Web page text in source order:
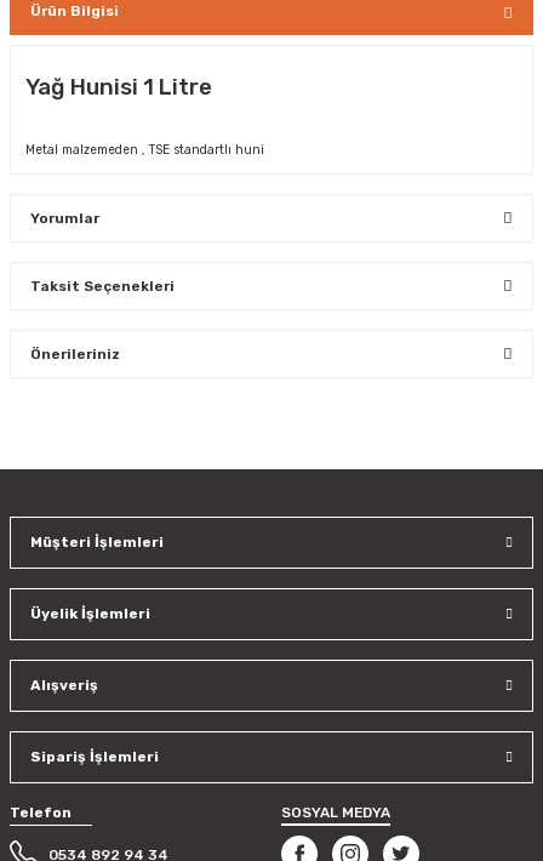
Ürün Bilgisi
Yağ Hunisi 1 Litre
Metal malzemeden , TSE standartlı huni
Yorumlar
Taksit Seçenekleri
Önerileriniz
Ürün resmi kalitesiz, bozuk veya görüntülenemiyor.
Ürün bilgilerinde hatalar bulunuyor.
Bu ürüne benzer farklı alternatifler olmalı.
Gönder
Müşteri İşlemleri
Üyelik İşlemleri
Alışveriş
Sipariş İşlemleri
Telefon
0534 892 94 34
SOSYAL MEDYA